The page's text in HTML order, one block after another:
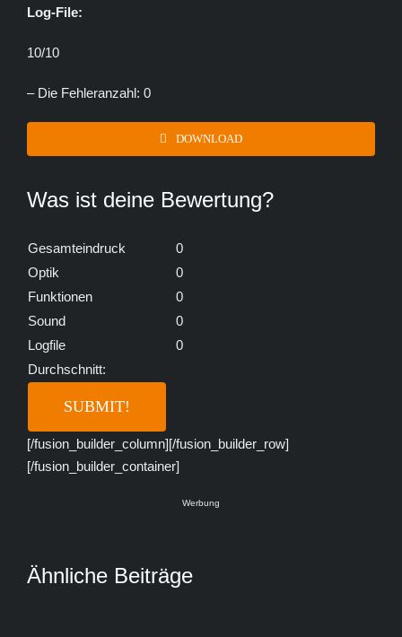
Log-File:
10/10
– Die Fehleranzahl: 0
DOWNLOAD
Was ist deine Bewertung?
Gesamteindruck
0
Optik
0
Funktionen
0
Sound
0
Logfile
0
Durchschnitt:
[/fusion_builder_column][/fusion_builder_row]
[/fusion_builder_container]
Werbung
Ähnliche Beiträge